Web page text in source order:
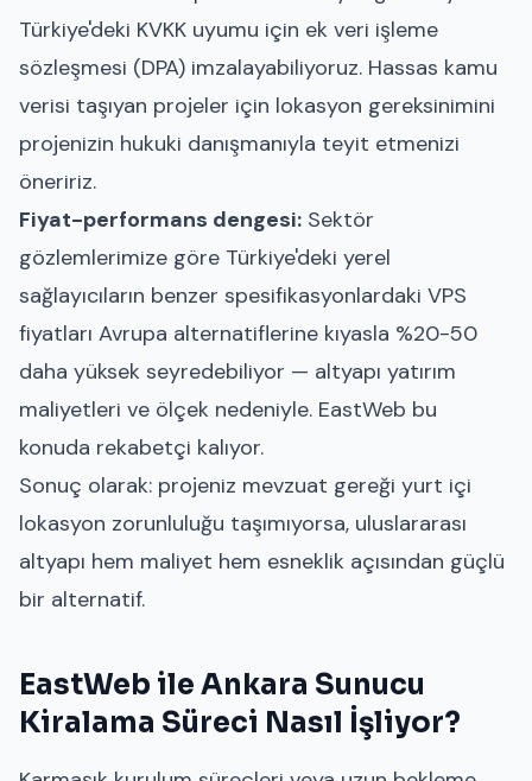
Türkiye'deki KVKK uyumu için ek veri işleme
sözleşmesi (DPA) imzalayabiliyoruz. Hassas kamu
verisi taşıyan projeler için lokasyon gereksinimini
projenizin hukuki danışmanıyla teyit etmenizi
öneririz.
Fiyat-performans dengesi: Sektör
gözlemlerimize göre Türkiye'deki yerel
sağlayıcıların benzer spesifikasyonlardaki VPS
fiyatları Avrupa alternatiflerine kıyasla %20-50
daha yüksek seyredebiliyor — altyapı yatırım
maliyetleri ve ölçek nedeniyle. EastWeb bu
konuda rekabetçi kalıyor.
Sonuç olarak: projeniz mevzuat gereği yurt içi
lokasyon zorunluluğu taşımıyorsa, uluslararası
altyapı hem maliyet hem esneklik açısından güçlü
bir alternatif.
EastWeb ile Ankara Sunucu
Kiralama Süreci Nasıl İşliyor?